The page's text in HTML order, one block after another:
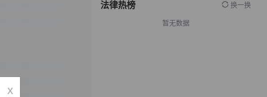
法律热榜 换一换
暂无数据
x